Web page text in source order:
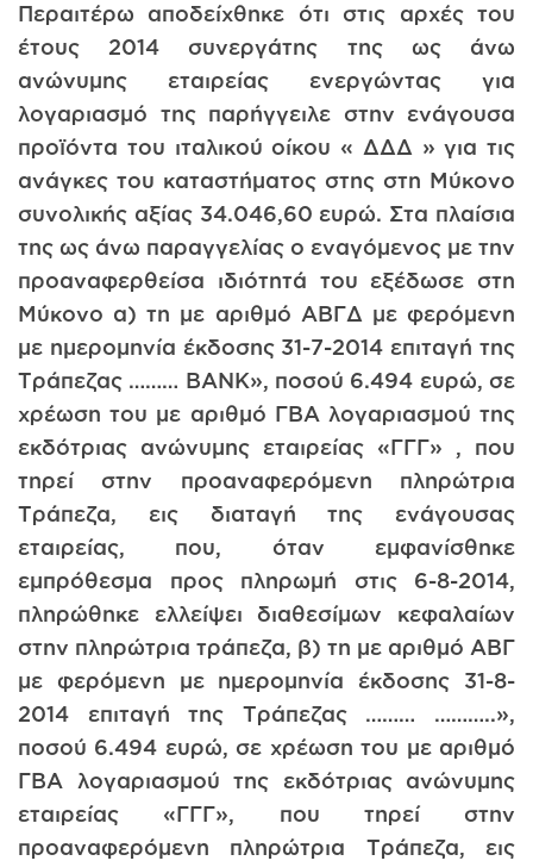
Περαιτέρω αποδείχθηκε ότι στις αρχές του
έτους 2014 συνεργάτης της ως άνω
ανώνυμης εταιρείας ενεργώντας για
λογαριασμό της παρήγγειλε στην ενάγουσα
προϊόντα του ιταλικού οίκου « ΔΔΔ » για τις
ανάγκες του καταστήματος στης στη Μύκονο
συνολικής αξίας 34.046,60 ευρώ. Στα πλαίσια
της ως άνω παραγγελίας ο εναγόμενος με την
προαναφερθείσα ιδιότητά του εξέδωσε στη
Μύκονο α) τη με αριθμό ΑΒΓΔ με φερόμενη
με ημερομηνία έκδοσης 31-7-2014 επιταγή της
Τράπεζας ……… BANK», ποσού 6.494 ευρώ, σε
χρέωση του με αριθμό ΓΒΑ λογαριασμού της
εκδότριας ανώνυμης εταιρείας «ΓΓΓ» , που
τηρεί στην προαναφερόμενη πληρώτρια
Τράπεζα, εις διαταγή της ενάγουσας
εταιρείας, που, όταν εμφανίσθηκε
εμπρόθεσμα προς πληρωμή στις 6-8-2014,
πληρώθηκε ελλείψει διαθεσίμων κεφαλαίων
στην πληρώτρια τράπεζα, β) τη με αριθμό ΑΒΓ
με φερόμενη με ημερομηνία έκδοσης 31-8-
2014 επιταγή της Τράπεζας ……… ………..»,
ποσού 6.494 ευρώ, σε χρέωση του με αριθμό
ΓΒΑ λογαριασμού της εκδότριας ανώνυμης
εταιρείας «ΓΓΓ», που τηρεί στην
προαναφερόμενη πληρώτρια Τράπεζα, εις